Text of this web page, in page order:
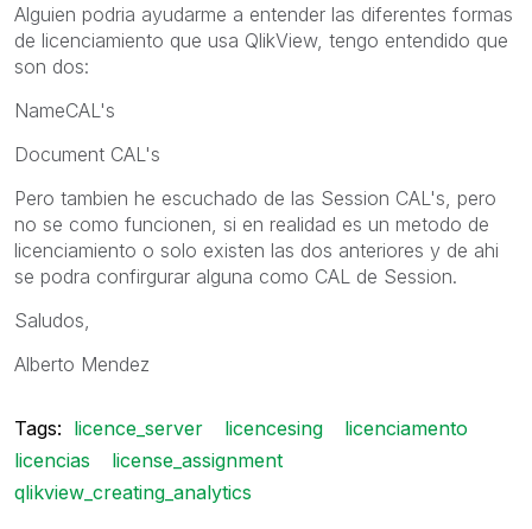
Alguien podria ayudarme a entender las diferentes formas
de licenciamiento que usa QlikView, tengo entendido que
son dos:
NameCAL's
Document CAL's
Pero tambien he escuchado de las Session CAL's, pero
no se como funcionen, si en realidad es un metodo de
licenciamiento o solo existen las dos anteriores y de ahi
se podra confirgurar alguna como CAL de Session.
Saludos,
Alberto Mendez
Tags: licence_server licencesing
licenciamento
licencias
license_assignment
qlikview_creating_analytics